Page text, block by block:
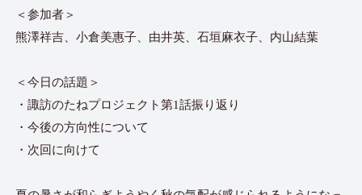
＜参加者＞
熊澤祥吉、小倉美惠子、由井英、石垣麻衣子、内山結葉
＜今日の話題＞
・諏訪のたねプロジェクト第1話振り返り
・今後の方向性について
・次回に向けて